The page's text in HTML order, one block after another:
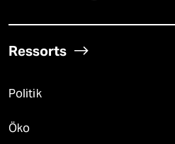
Ressorts
Politik
Öko